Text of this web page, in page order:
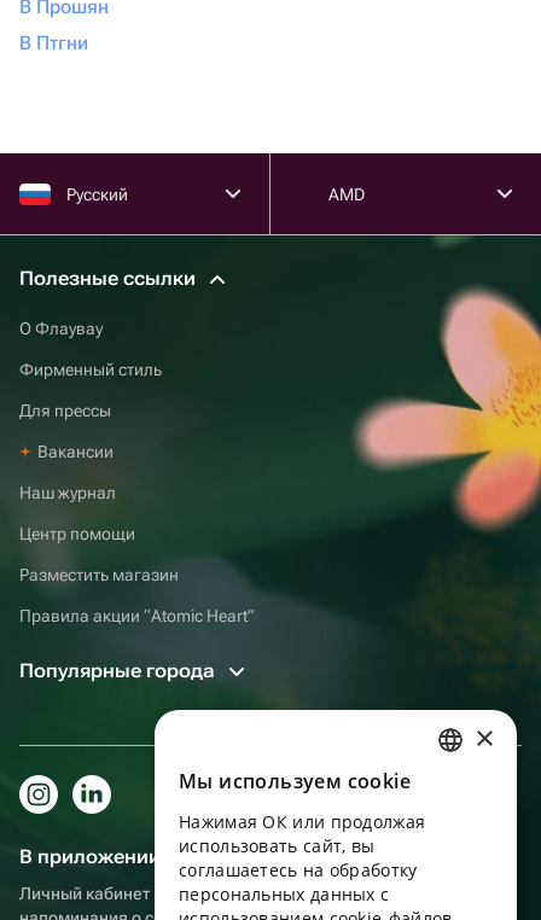
В Прошян
В Птгни
Русский AMD
Полезные ссылки
О Флаувау
Фирменный стиль
Для прессы
Вакансии
Наш журнал
Центр помощи
Разместить магазин
Правила акции “Atomic Heart”
Популярные города
В приложении еще удобнее!
Личный кабинет получателя, больше бонусов за покупки и
ENGLISH
UKRAINIAN
PORTUGUESE
×
Мы используем сookie
Нажимая ОК или продолжая
использовать сайт, вы
соглашаетесь на обработку
персональных данных с